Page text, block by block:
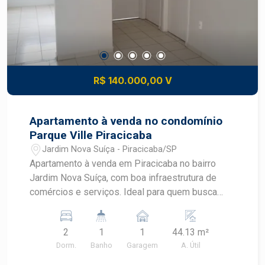
galpão conta ainda com 2 banheiros, garantindo
praticidade e conforto para colaboradores e
clientes. Uma excelente opção para quem busca
espaço, funcionalidade e boa localização para
expandir ou instalar seu negócio. Entre em
contato para mais informações e agende uma
R$ 140.000,00 V
Apartamento à venda no condomínio
Parque Ville Piracicaba
Jardim Nova Suíça - Piracicaba/SP
Apartamento à venda em Piracicaba no bairro
Jardim Nova Suíça, com boa infraestrutura de
comércios e serviços. Ideal para quem busca
Sala de estar; - Cozinha planejada; - Banheiro; -
Área de serviço; - 1 vaga de garagem. O
condomínio conta com portaria 24h, área gourmet
2
Dorm.
1
Banho
1
Garagem
44.13 m²
A. Útil